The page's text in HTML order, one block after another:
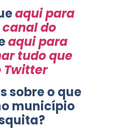
aqui para
do
aqui para
tudo que
Twitter
sobre o que
município